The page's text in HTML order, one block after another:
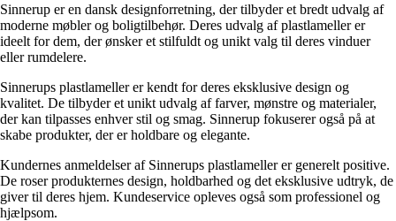
Sinnerup er en dansk designforretning, der tilbyder et bredt udvalg af
moderne møbler og boligtilbehør. Deres udvalg af plastlameller er
ideelt for dem, der ønsker et stilfuldt og unikt valg til deres vinduer
eller rumdelere.
Sinnerups plastlameller er kendt for deres eksklusive design og
kvalitet. De tilbyder et unikt udvalg af farver, mønstre og materialer,
der kan tilpasses enhver stil og smag. Sinnerup fokuserer også på at
skabe produkter, der er holdbare og elegante.
Kundernes anmeldelser af Sinnerups plastlameller er generelt positive.
De roser produkternes design, holdbarhed og det eksklusive udtryk, de
giver til deres hjem. Kundeservice opleves også som professionel og
hjælpsom.